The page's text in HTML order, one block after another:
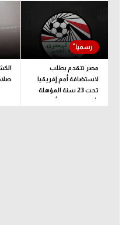
مصر تتقدم بطلب
لاستضافة أمم إفريقيا
تحت 23 سنة المؤهلة
لأولمبياد لوس أنجلوس